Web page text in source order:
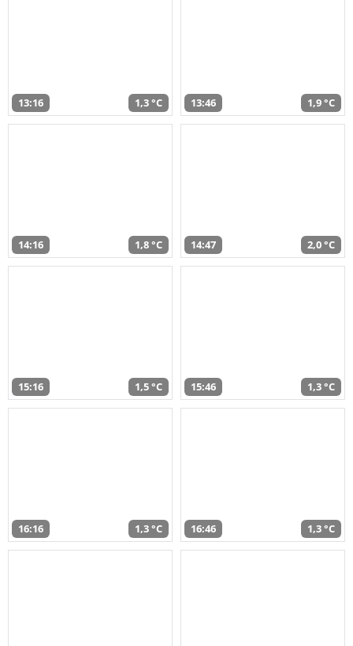
13:16 1,3 °C 13:46 1,9 °C
14:16 1,8 °C 14:47 2,0 °C
15:16 1,5 °C 15:46 1,3 °C
16:16 1,3 °C 16:46 1,3 °C